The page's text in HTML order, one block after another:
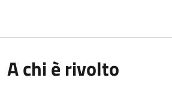
A chi è rivolto